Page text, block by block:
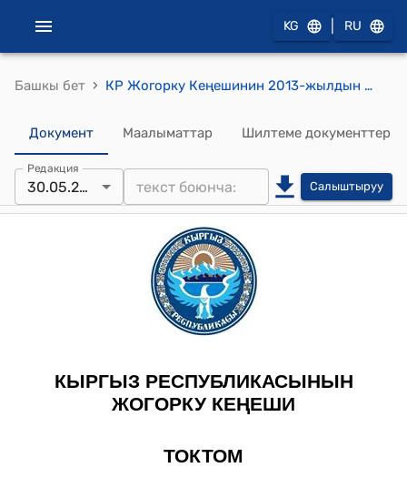
KG RU
Башкы бет › КР Жогорку Кеңешинин 2013-жылдын 30-майындагы № 3135-V "Кыргыз Республикасынын Салык кодексине толуктоолорду киргизүү жөнүндө" Кыргыз Республикасынын Мыйзамынын долбоорун экинчи окууда кабыл алуу тууралуу" токтому
Документ Маалыматтар Шилтеме документтер
Редакция
30.05.2013 Салыштыруу